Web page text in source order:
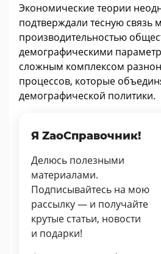
Экономические теории
подтверждали тесную связь
производительностью
демографическими
сложным комплексом
процессов, которые
демографической политики.
Я ZaoСправочник!
Делюсь полезными
материалами.
Подписывайтесь на мою
рассылку — и получайте
крутые статьи, новости
и подарки!